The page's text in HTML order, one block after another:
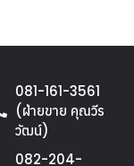
081-161-3561
(ฝ่ายขาย คุณวีร
วัฒน์)
082-204-